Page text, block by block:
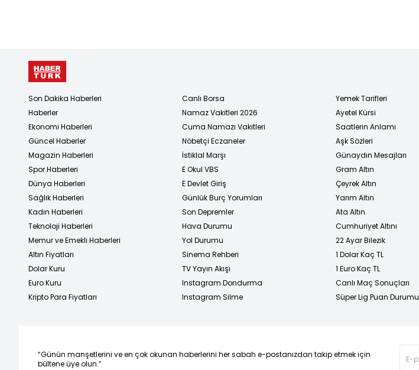
Son Dakika Haberleri
Haberler
Ekonomi Haberleri
Güncel Haberler
Magazin Haberleri
Spor Haberleri
Dünya Haberleri
Sağlık Haberleri
Kadın Haberleri
Teknoloji Haberleri
Memur ve Emekli Haberleri
Altın Fiyatları
Dolar Kuru
Euro Kuru
Kripto Para Fiyatları
Canlı Borsa
Namaz Vakitleri 2026
Cuma Namazı Vakitleri
Nöbetçi Eczaneler
İstiklal Marşı
E Okul VBS
E Devlet Giriş
Günlük Burç Yorumları
Son Depremler
Hava Durumu
Yol Durumu
Sinema Rehberi
TV Yayın Akışı
Instagram Dondurma
Instagram Silme
Yemek Tarifleri
Ayetel Kürsi
Saatlerin Anlamı
Aşk Sözleri
Günaydın Mesajları
Gram Altın
Çeyrek Altın
Yarım Altın
Ata Altın
Cumhuriyet Altını
22 Ayar Bilezik
1 Dolar Kaç TL
1 Euro Kaç TL
Canlı Maç Sonuçları
Süper Lig Puan Durumu
“Günün manşetlerini ve en çok okunan haberlerini her sabah e-postanızdan takip etmek için
bültene üye olun.”